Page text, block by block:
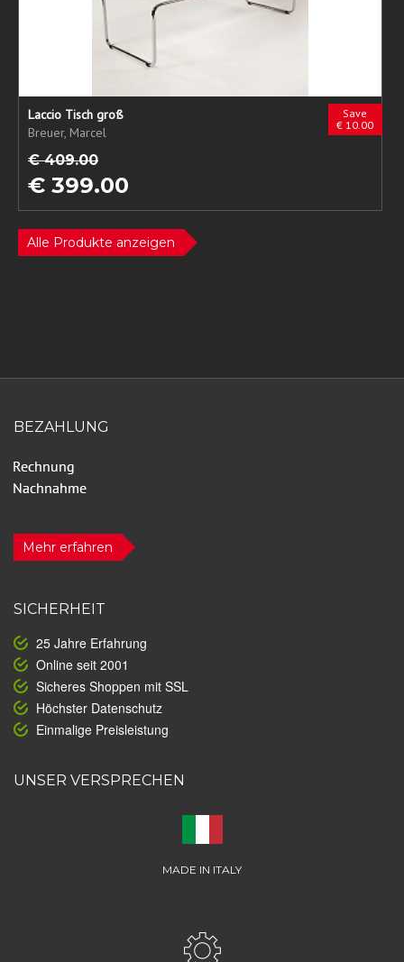
Save
€ 10.00
Laccio Tisch groß
Breuer, Marcel
€ 409.00
€ 399.00
Alle Produkte anzeigen
BEZAHLUNG
Mehr erfahren
SICHERHEIT
25 Jahre Erfahrung
Online seit 2001
Sicheres Shoppen mit SSL
Höchster Datenschutz
Einmalige Preisleistung
UNSER VERSPRECHEN
MADE IN ITALY